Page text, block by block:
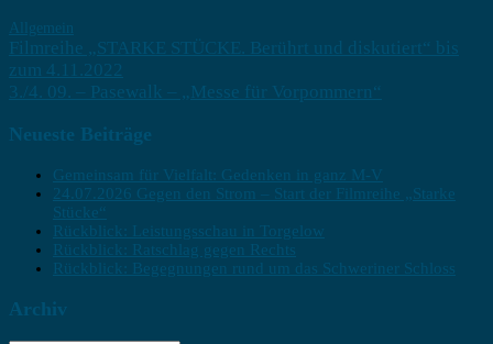
Allgemein
Beitragsnavigation
Filmreihe „STARKE STÜCKE. Berührt und diskutiert“ bis
zum 4.11.2022
3./4. 09. – Pasewalk – „Messe für Vorpommern“
Neueste Beiträge
Gemeinsam für Vielfalt: Gedenken in ganz M-V
24.07.2026 Gegen den Strom – Start der Filmreihe „Starke
Stücke“
Rückblick: Leistungsschau in Torgelow
Rückblick: Ratschlag gegen Rechts
Rückblick: Begegnungen rund um das Schweriner Schloss
Archiv